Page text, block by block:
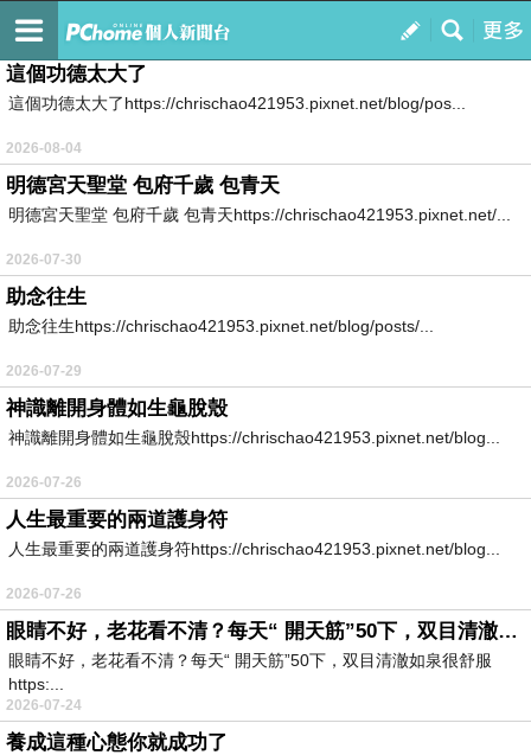
我的
訂閱
勤學行善
這個功德太大了
這個功德太大了https://chrischao421953.pixnet.net/blog/pos...
2026-08-04
明德宮天聖堂 包府千歲 包青天
明德宮天聖堂 包府千歲 包青天https://chrischao421953.pixnet.net/...
2026-07-30
助念往生
助念往生https://chrischao421953.pixnet.net/blog/posts/...
2026-07-29
神識離開身體如生龜脫殼
神識離開身體如生龜脫殼https://chrischao421953.pixnet.net/blog...
2026-07-26
人生最重要的兩道護身符
人生最重要的兩道護身符https://chrischao421953.pixnet.net/blog...
2026-07-26
眼睛不好，老花看不清？每天“ 開天筋”50下，双目清澈如泉很舒服
眼睛不好，老花看不清？每天“ 開天筋”50下，双目清澈如泉很舒服
https:...
2026-07-24
養成這種心態你就成功了